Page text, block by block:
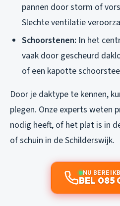
pannen door storm of
Slechte ventilatie
Schoorstenen: In het
vaak door gescheurd
of een kapotte
Door je daktype te kennen,
plegen. Onze experts weten
nodig heeft, of het plat is in
of schuin in de Schilderswijk.
NU
BEL 085